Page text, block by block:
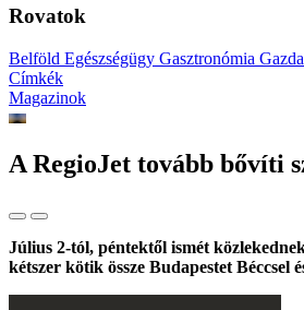
Rovatok
Belföld Egészségügy Gasztronómia
Címkék
Magazinok
A RegioJet tovább bővíti
Július 2-tól, péntektől ismét
kétszer kötik össze Budapestet Béccsel